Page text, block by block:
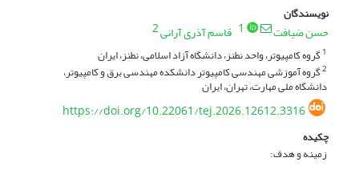
نویسندگان
حسن ضیافت 1 قاسم آذری آرانی2
1گروه کامپیوتر، واحد نطنز، دانشگاه آزاد اسلامی، نطنز، ایران
2گروه آموزشی مهندسی کامپیوتر دانشکده مهندسی برق و کامپیوتر،
دانشگاه ملی مهارت، تهران، ایران
https://doi.org/10.22061/tej.2026.12612.3316
چکیده
زمینه و هدف: